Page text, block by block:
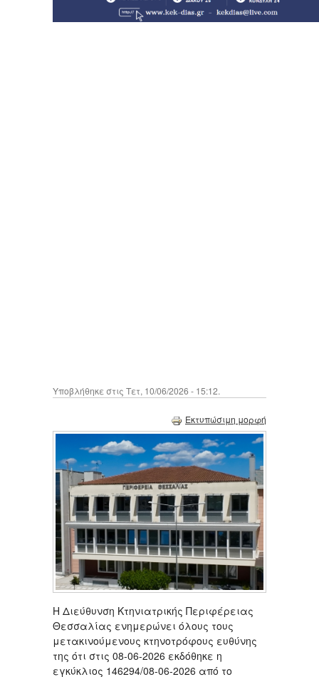
Υποβλήθηκε στις Τετ, 10/06/2026 - 15:12.
Εκτυπώσιμη μορφή
Η Διεύθυνση Κτηνιατρικής Περιφέρειας
Θεσσαλίας ενημερώνει όλους τους
μετακινούμενους κτηνοτρόφους ευθύνης
της ότι στις 08-06-2026 εκδόθηκε η
εγκύκλιος 146294/08-06-2026 από το